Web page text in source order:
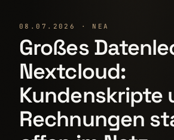
08.07.2026 · ΝΈΑ
Großes
Nextcloud:
Kundenskripte
Rechnungen